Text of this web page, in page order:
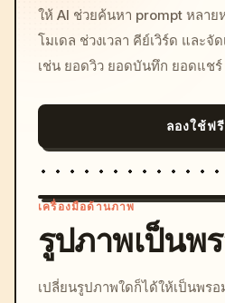
ให้ AI ช่วยค้นหา prompt หลาย
โมเดล ช่วงเวลา คีย์เวิร์ด และจั
เช่น ยอดวิว ยอดบันทึก ยอดแชร์
ลองใช้ฟรี
เครื่องมือด้านภาพ
รูปภาพเป็นพ
เปลี่ยนรูปภาพใดก็ได้ให้เป็นพร